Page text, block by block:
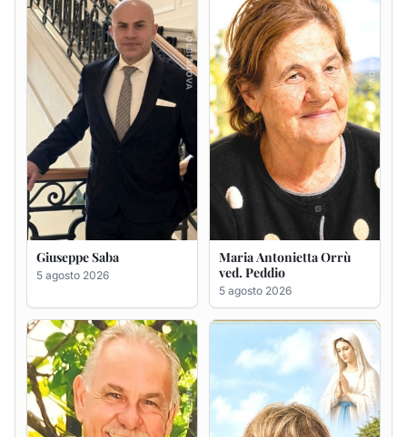
5 agosto 2026
5 agosto 2026
Giuseppe Deiana
5 agosto 2026
Rosa Maria Usai ved.
D'Attellis
5 agosto 2026